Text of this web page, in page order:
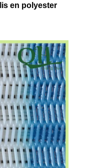
en polyester